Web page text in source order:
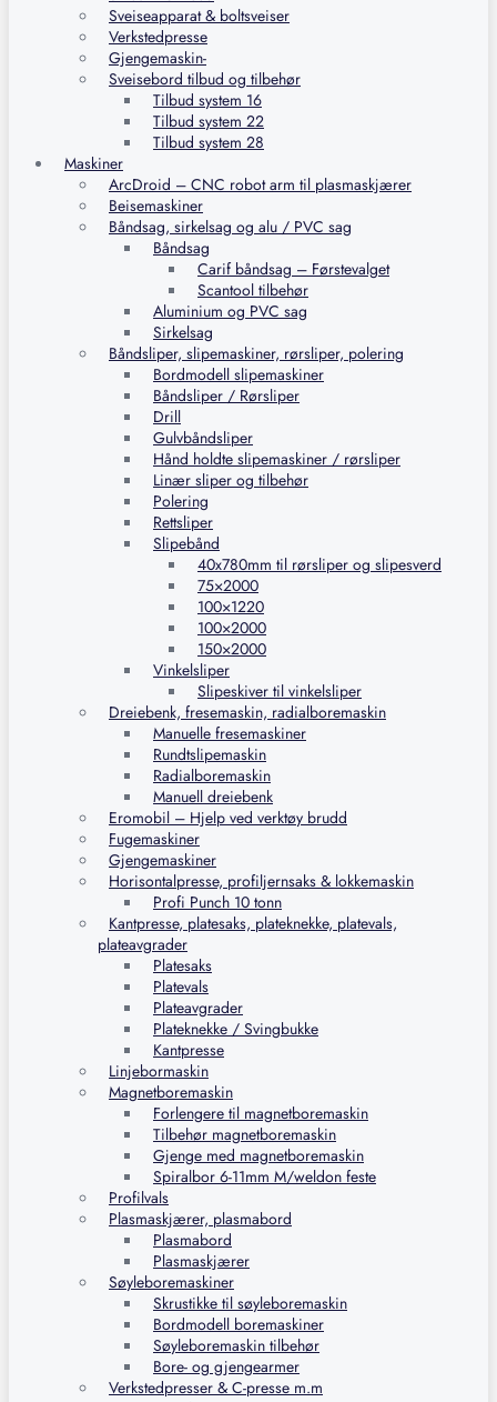
Sveiseapparat & boltsveiser
Verkstedpresse
Gjengemaskin-
Sveisebord tilbud og tilbehør
Tilbud system 16
Tilbud system 22
Tilbud system 28
Maskiner
ArcDroid – CNC robot arm til plasmaskjærer
Beisemaskiner
Båndsag, sirkelsag og alu / PVC sag
Båndsag
Carif båndsag – Førstevalget
Scantool tilbehør
Aluminium og PVC sag
Sirkelsag
Båndsliper, slipemaskiner, rørsliper, polering
Bordmodell slipemaskiner
Båndsliper / Rørsliper
Drill
Gulvbåndsliper
Hånd holdte slipemaskiner / rørsliper
Linær sliper og tilbehør
Polering
Rettsliper
Slipebånd
40x780mm til rørsliper og slipesverd
75×2000
100×1220
100×2000
150×2000
Vinkelsliper
Slipeskiver til vinkelsliper
Dreiebenk, fresemaskin, radialboremaskin
Manuelle fresemaskiner
Rundtslipemaskin
Radialboremaskin
Manuell dreiebenk
Eromobil – Hjelp ved verktøy brudd
Fugemaskiner
Gjengemaskiner
Horisontalpresse, profiljernsaks & lokkemaskin
Profi Punch 10 tonn
Kantpresse, platesaks, plateknekke, platevals,
plateavgrader
Platesaks
Platevals
Plateavgrader
Plateknekke / Svingbukke
Kantpresse
Linjebormaskin
Magnetboremaskin
Forlengere til magnetboremaskin
Tilbehør magnetboremaskin
Gjenge med magnetboremaskin
Spiralbor 6-11mm M/weldon feste
Profilvals
Plasmaskjærer, plasmabord
Plasmabord
Plasmaskjærer
Søyleboremaskiner
Skrustikke til søyleboremaskin
Bordmodell boremaskiner
Søyleboremaskin tilbehør
Bore- og gjengearmer
Verkstedpresser & C-presse m.m